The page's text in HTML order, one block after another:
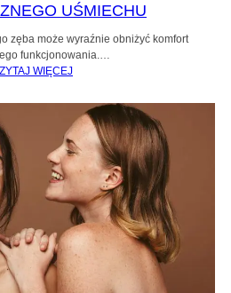
UŚMIECHU
zęba może wyraźnie obniżyć komfort
funkcjonowania.…
WIĘCEJ